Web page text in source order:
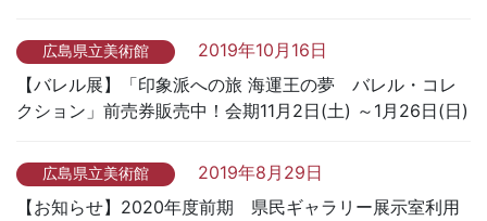
広島県立美術館
2019年10月16日
【バレル展】「印象派への旅 海運王の夢 バレル・コレ
クション」前売券販売中！会期11月2日(土) ～1月26日(日)
広島県立美術館
2019年8月29日
【お知らせ】2020年度前期 県民ギャラリー展示室利用